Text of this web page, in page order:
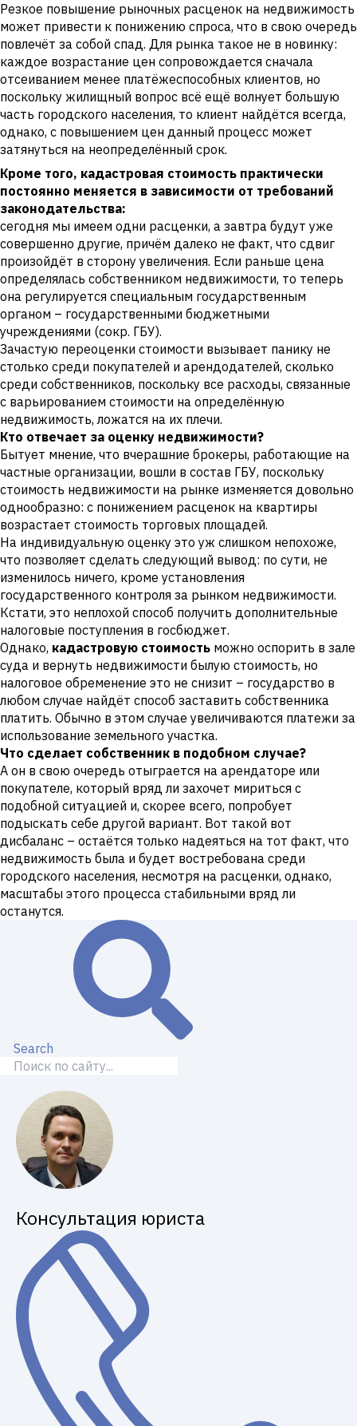
Резкое повышение рыночных расценок на недвижимость
может привести к понижению спроса, что в свою очередь
повлечёт за собой спад. Для рынка такое не в новинку:
каждое возрастание цен сопровождается сначала
отсеиванием менее платёжеспособных клиентов, но
поскольку жилищный вопрос всё ещё волнует большую
часть городского населения, то клиент найдётся всегда,
однако, с повышением цен данный процесс может
затянуться на неопределённый срок.
Кроме того, кадастровая стоимость практически
постоянно меняется в зависимости от требований
законодательства:
сегодня мы имеем одни расценки, а завтра будут уже
совершенно другие, причём далеко не факт, что сдвиг
произойдёт в сторону увеличения. Если раньше цена
определялась собственником недвижимости, то теперь
она регулируется специальным государственным
органом – государственными бюджетными
учреждениями (сокр. ГБУ).
Зачастую переоценки стоимости вызывает панику не
столько среди покупателей и арендодателей, сколько
среди собственников, поскольку все расходы, связанные
с варьированием стоимости на определённую
недвижимость, ложатся на их плечи.
Кто отвечает за оценку недвижимости?
Бытует мнение, что вчерашние брокеры, работающие на
частные организации, вошли в состав ГБУ, поскольку
стоимость недвижимости на рынке изменяется довольно
однообразно: с понижением расценок на квартиры
возрастает стоимость торговых площадей.
На индивидуальную оценку это уж слишком непохоже,
что позволяет сделать следующий вывод: по сути, не
изменилось ничего, кроме установления
государственного контроля за рынком недвижимости.
Кстати, это неплохой способ получить дополнительные
налоговые поступления в госбюджет.
Однако, кадастровую стоимость можно оспорить в зале
суда и вернуть недвижимости былую стоимость, но
налоговое обременение это не снизит – государство в
любом случае найдёт способ заставить собственника
платить. Обычно в этом случае увеличиваются платежи за
использование земельного участка.
Что сделает собственник в подобном случае?
А он в свою очередь отыграется на арендаторе или
покупателе, который вряд ли захочет мириться с
подобной ситуацией и, скорее всего, попробует
подыскать себе другой вариант. Вот такой вот
дисбаланс – остаётся только надеяться на тот факт, что
недвижимость была и будет востребована среди
городского населения, несмотря на расценки, однако,
масштабы этого процесса стабильными вряд ли
останутся.
Search
Консультация юриста